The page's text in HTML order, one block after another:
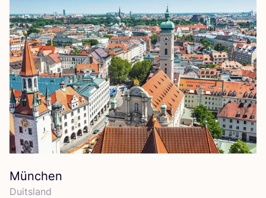
München
Duits­land